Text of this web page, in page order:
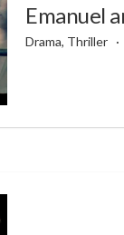
Emanuel
Drama, Thriller